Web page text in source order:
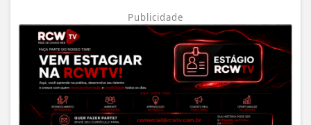
Publicidade